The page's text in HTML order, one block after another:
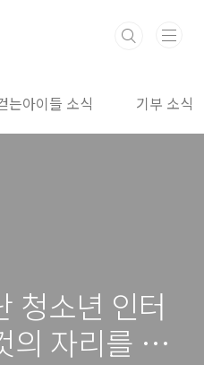
는아이들 소식 기부 소식
청소년 인터
의 자리를 채